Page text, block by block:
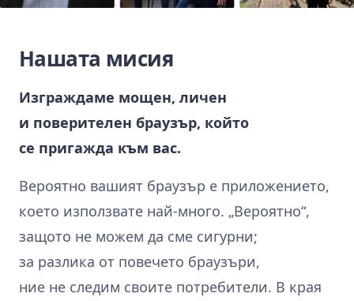
Нашата мисия
Изграждаме мощен, личен
и поверителен браузър, който
се пригажда към вас.
Вероятно вашият браузър е приложението,
което използвате най‑много. „Вероятно“,
защото не можем да сме сигурни;
за разлика от повечето браузъри,
ние не следим своите потребители. В края